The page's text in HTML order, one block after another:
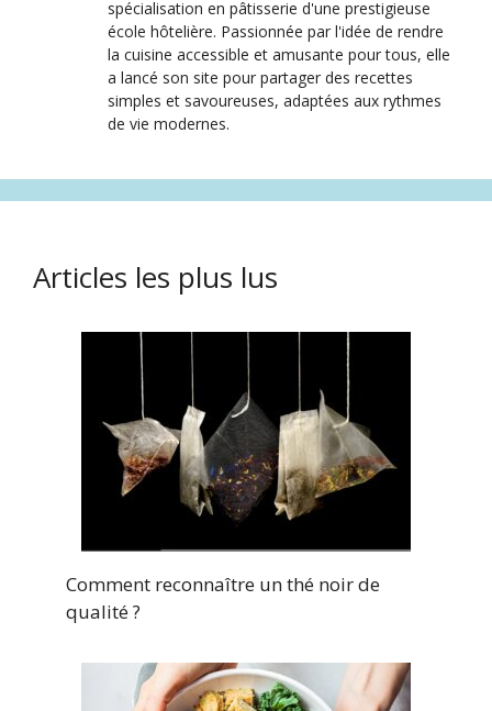
spécialisation en pâtisserie d'une prestigieuse
école hôtelière. Passionnée par l'idée de rendre
la cuisine accessible et amusante pour tous, elle
a lancé son site pour partager des recettes
simples et savoureuses, adaptées aux rythmes
de vie modernes.
Articles les plus lus
Comment reconnaître un thé noir de
qualité ?